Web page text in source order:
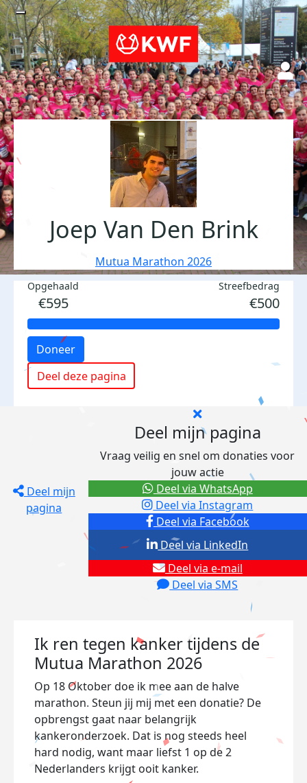
Joep Van Den Brink
Mutua Marathon 2026
Opgehaald
€595
Streefbedrag
€500
Doneer
Deel deze pagina
Deel mijn
pagina
Deel mijn pagina
Vraag veilig en snel om donaties voor
jouw actie
Deel via Facebook
Deel via Instagram
Deel via e-mail
Deel via SMS
Deel via LinkedIn
Deel via WhatsApp
Ik ren tegen kanker tijdens de
Mutua Marathon 2026
Op 18 Oktober doe ik mee aan de halve
marathon. Steun jij mij met een donatie? De
opbrengst gaat naar belangrijk
kankeronderzoek. Dat is nog steeds heel
hard nodig, want maar liefst 1 op de 2
Nederlanders krijgt ooit kanker.